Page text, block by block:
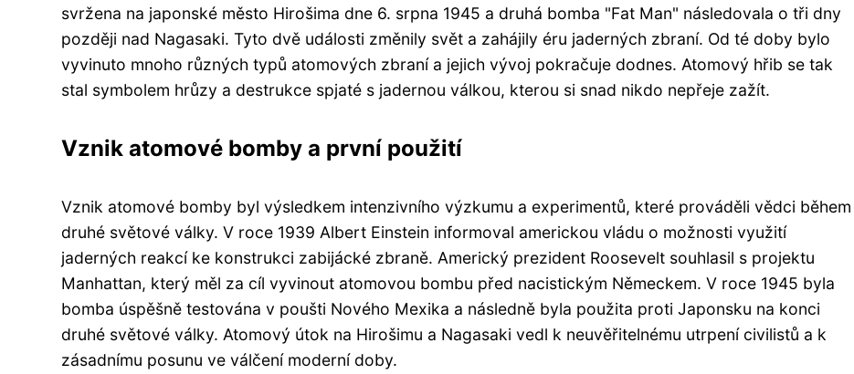
svržena na japonské město Hirošima dne 6. srpna 1945 a druhá bomba "Fat Man" následovala o tři dny
později nad Nagasaki. Tyto dvě události změnily svět a zahájily éru jaderných zbraní. Od té doby bylo
vyvinuto mnoho různých typů atomových zbraní a jejich vývoj pokračuje dodnes. Atomový hřib se tak
stal symbolem hrůzy a destrukce spjaté s jadernou válkou, kterou si snad nikdo nepřeje zažít.
Vznik atomové bomby a první použití
Vznik atomové bomby byl výsledkem intenzivního výzkumu a experimentů, které prováděli vědci během
druhé světové války. V roce 1939 Albert Einstein informoval americkou vládu o možnosti využití
jaderných reakcí ke konstrukci zabijácké zbraně. Americký prezident Roosevelt souhlasil s projektu
Manhattan, který měl za cíl vyvinout atomovou bombu před nacistickým Německem. V roce 1945 byla
bomba úspěšně testována v poušti Nového Mexika a následně byla použita proti Japonsku na konci
druhé světové války. Atomový útok na Hirošimu a Nagasaki vedl k neuvěřitelnému utrpení civilistů a k
zásadnímu posunu ve válčení moderní doby.